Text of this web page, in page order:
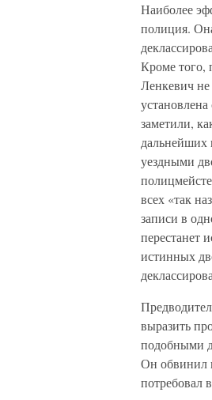
Наиболее
полиция.
Кроме того,
Ленкевич не
заметили,
дальнейших
уездными
всех «так
записи в
перестанет
истинных
выразить
подобными
Он обвинил
потребовал